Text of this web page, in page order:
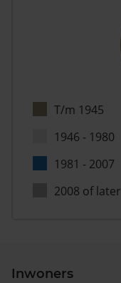
T/m 1945
1946 - 1980
1981 - 2007
2008 of later
Inwoners